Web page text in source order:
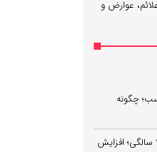
عوارض و
چگونه
هشدار محققان درباره یائسگی پیش از ۴۰ سالگی؛ افزایش